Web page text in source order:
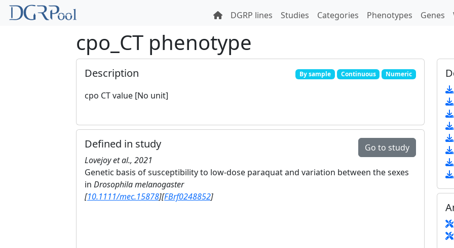
DGRP lines Studies Categories Phenotypes Genes
cpo_CT phenotype
By sample Continuous Numeric
Description
cpo CT value [No unit]
Go to study
Defined in study
Lovejoy et al., 2021
Genetic basis of susceptibility to low‐dose paraquat and variation between the sexes
in Drosophila melanogaster
[10.1111/mec.15878][FBrf0248852]